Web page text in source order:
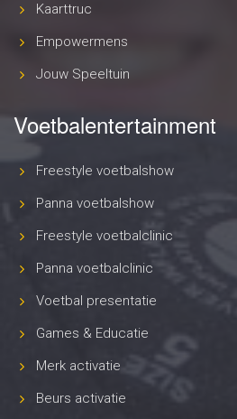
Kaarttruc
Empowermens
Jouw Speeltuin
Voetbalentertainment
Freestyle voetbalshow
Panna voetbalshow
Freestyle voetbalclinic
Panna voetbalclinic
Voetbal presentatie
Games & Educatie
Merk activatie
Beurs activatie